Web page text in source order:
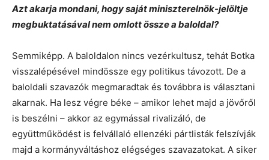
Azt akarja mondani, hogy saját miniszterelnök-jelöltje
megbuktatásával nem omlott össze a baloldal?
Semmiképp. A baloldalon nincs vezérkultusz, tehát Botka
visszalépésével mindössze egy politikus távozott. De a
baloldali szavazók megmaradtak és továbbra is választani
akarnak. Ha lesz végre béke – amikor lehet majd a jövőről
is beszélni – akkor az egymással rivalizáló, de
együttműködést is felvállaló ellenzéki pártlisták felszívják
majd a kormányváltáshoz elégséges szavazatokat. A siker